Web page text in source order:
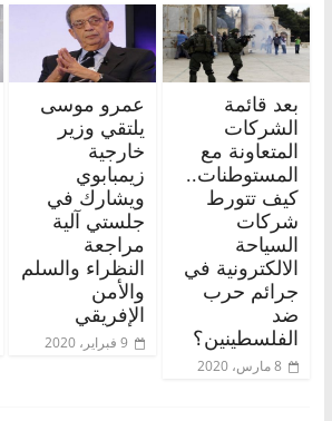
بعد قائمة
الشركات
المتعاونة مع
المستوطنات..
كيف تتورط
شركات
السياحة
الالكترونية في
جرائم حرب
ضد
الفلسطينين؟
8 مارس، 2020
عمرو موسى
يلتقي وزير
خارجية
زيمبابوي
ويشارك في
جلستي آلية
مراجعة
النظراء والسلم
والأمن
الإفريقي
9 فبراير، 2020